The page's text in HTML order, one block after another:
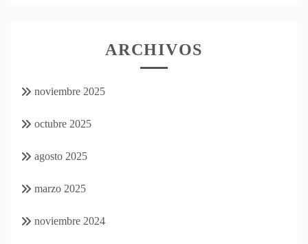
ARCHIVOS
noviembre 2025
octubre 2025
agosto 2025
marzo 2025
noviembre 2024